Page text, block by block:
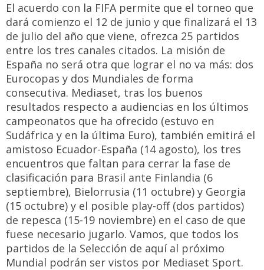
El acuerdo con la FIFA permite que el torneo que
dará comienzo el 12 de junio y que finalizará el 13
de julio del año que viene, ofrezca 25 partidos
entre los tres canales citados. La misión de
España no será otra que lograr el no va más: dos
Eurocopas y dos Mundiales de forma
consecutiva. Mediaset, tras los buenos
resultados respecto a audiencias en los últimos
campeonatos que ha ofrecido (estuvo en
Sudáfrica y en la última Euro), también emitirá el
amistoso Ecuador-España (14 agosto), los tres
encuentros que faltan para cerrar la fase de
clasificación para Brasil ante Finlandia (6
septiembre), Bielorrusia (11 octubre) y Georgia
(15 octubre) y el posible play-off (dos partidos)
de repesca (15-19 noviembre) en el caso de que
fuese necesario jugarlo. Vamos, que todos los
partidos de la Selección de aquí al próximo
Mundial podrán ser vistos por Mediaset Sport.